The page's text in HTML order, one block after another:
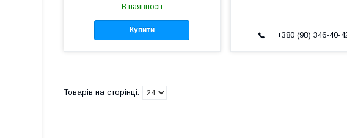
В наявності
Купити
+380 (98) 346-40-